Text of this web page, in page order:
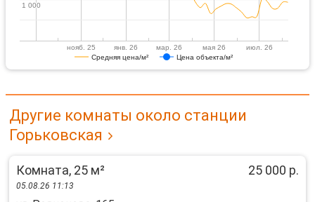
Средняя цена/м² Цена объекта/м²
нояб. 25 янв. 26 мар. 26 мая 26 июл. 26
1 000
1 000
Другие комнаты около станции
Горьковская
Комната, 25 м² 25 000 р.
05.08.26 11:13